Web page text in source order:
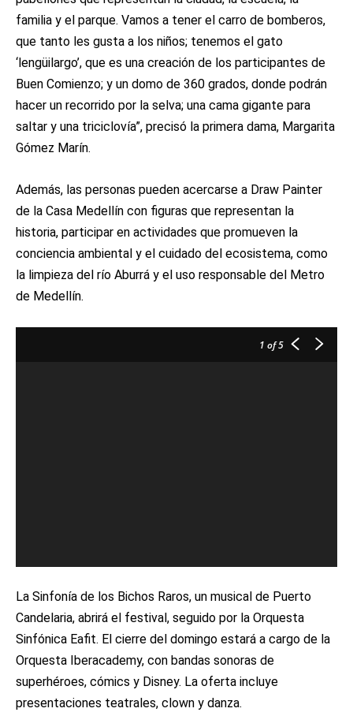
familia y el parque. Vamos a tener el carro de bomberos,
que tanto les gusta a los niños; tenemos el gato
‘lengüilargo’, que es una creación de los participantes de
Buen Comienzo; y un domo de 360 grados, donde podrán
hacer un recorrido por la selva; una cama gigante para
saltar y una triciclovía”, precisó la primera dama, Margarita
Gómez Marín.
Además, las personas pueden acercarse a Draw Painter
de la Casa Medellín con figuras que representan la
historia, participar en actividades que promueven la
conciencia ambiental y el cuidado del ecosistema, como
la limpieza del río Aburrá y el uso responsable del Metro
de Medellín.
1 of 5
La Sinfonía de los Bichos Raros, un musical de Puerto
Candelaria, abrirá el festival, seguido por la Orquesta
Sinfónica Eafit. El cierre del domingo estará a cargo de la
Orquesta Iberacademy, con bandas sonoras de
superhéroes, cómics y Disney. La oferta incluye
presentaciones teatrales, clown y danza.